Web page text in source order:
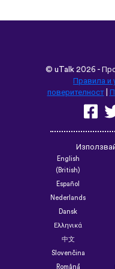
© uTalk2026 -
Правила и
поверителност|
English
(British)
Español
Nederlands
Dansk
Ελληνικά
中文
Slovenčina
Română